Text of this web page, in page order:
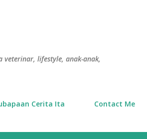
veterinar, lifestyle, anak-anak,
Cerita Ita Contact Me